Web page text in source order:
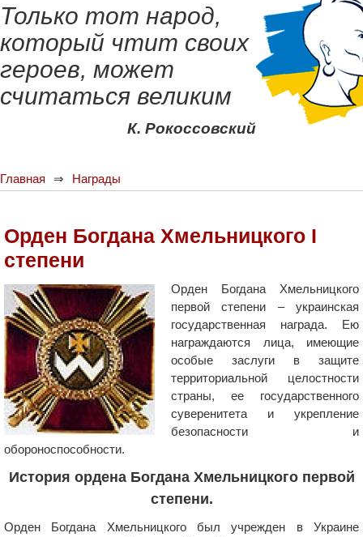
Только тот народ,
который чтит своих
героев, может
считаться великим
К. Рокоссовский
Главная Награды
Орден Богдана Хмельницкого I
степени
Орден Богдана Хмельницкого
первой степени – украинская
государственная награда. Ею
награждаются лица, имеющие
особые заслуги в защите
территориальной целостности
страны, ее государственного
суверенитета и укрепление
безопасности и
обороноспособности.
История ордена Богдана Хмельницкого первой
степени.
Орден Богдана Хмельницкого был учрежден в Украине